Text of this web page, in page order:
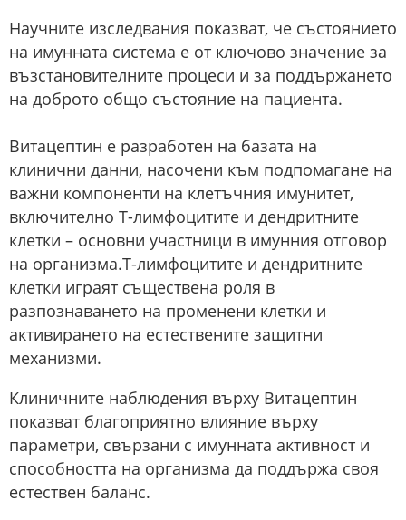
Научните изследвания показват, че състоянието
на имунната система е от ключово значение за
възстановителните процеси и за поддържането
на доброто общо състояние на пациента.
Витацептин е разработен на базата на
клинични данни, насочени към подпомагане на
важни компоненти на клетъчния имунитет,
включително Т-лимфоцитите и дендритните
клетки – основни участници в имунния отговор
на организма.Т-лимфоцитите и дендритните
клетки играят съществена роля в
разпознаването на променени клетки и
активирането на естествените защитни
механизми.
Клиничните наблюдения върху Витацептин
показват благоприятно влияние върху
параметри, свързани с имунната активност и
способността на организма да поддържа своя
естествен баланс.